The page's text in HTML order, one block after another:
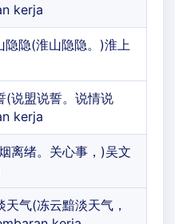
kerja
隐隐(淮山隐隐。)淮上
(说盟说誓。说情说
kerja
离绪。关心事，)吴文
天气(冻云黯淡天气，